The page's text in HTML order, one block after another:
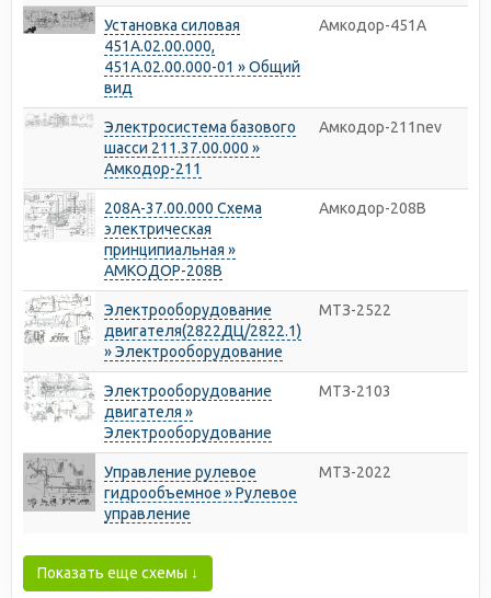
Установка силовая
451A.02.00.000,
451A.02.00.000-01 » Общий
вид
Амкодор-451A
Электросистема базового
шасси 211.37.00.000 »
Амкодор-211
Амкодор-211nev
208А-37.00.000 Схема
электрическая
принципиальная »
АМКОДОР-208В
Амкодор-208В
Электрооборудование
двигателя(2822ДЦ/2822.1)
» Электрооборудование
МТЗ-2522
Электрооборудование
двигателя »
Электрооборудование
МТЗ-2103
Управление рулевое
гидрообъемное » Рулевое
управление
МТЗ-2022
Показать еще схемы ↓